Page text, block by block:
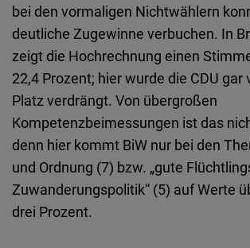
bei den vormaligen Nichtwählern
deutliche Zugewinne verbuchen. In
zeigt die Hochrechnung einen
22,4 Prozent; hier wurde die CDU
Platz verdrängt. Von übergroßen
Kompetenzbeimessungen ist das
denn hier kommt BiW nur bei den
und Ordnung (7) bzw. „gute
Zuwanderungspolitik“ (5) auf Werte
drei Prozent.